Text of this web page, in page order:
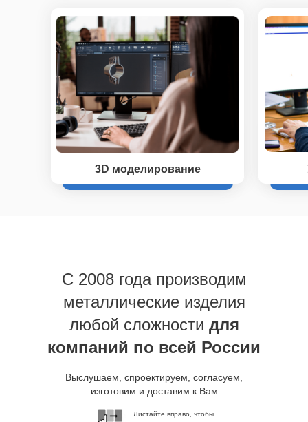
3D моделирование
C 2008 года производим
металлические изделия
любой сложности для
компаний по всей России
Выслушаем, спроектируем, согласуем,
изготовим и доставим к Вам
Листайте вправо, чтобы